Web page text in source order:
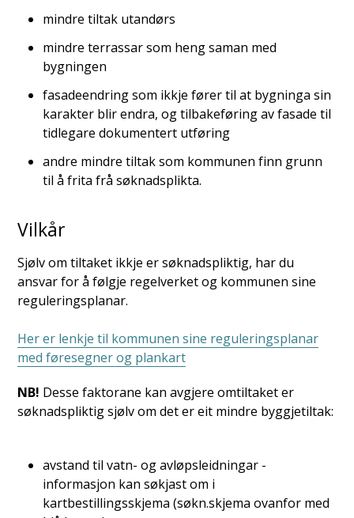
mindre tiltak utandørs
mindre terrassar som heng saman med
bygningen
fasadeendring som ikkje fører til at bygninga sin
karakter blir endra, og tilbakeføring av fasade til
tidlegare dokumentert utføring
andre mindre tiltak som kommunen finn grunn
til å frita frå søknadsplikta.
Vilkår
Sjølv om tiltaket ikkje er søknadspliktig, har du
ansvar for å følgje regelverket og kommunen sine
reguleringsplanar.
Her er lenkje til kommunen sine reguleringsplanar
med føresegner og plankart
NB! Desse faktorane kan avgjere omtiltaket er
søknadspliktig sjølv om det er eit mindre byggjetiltak:
avstand til vatn- og avløpsleidningar -
informasjon kan søkjast om i
kartbestillingsskjema (søkn.skjema ovanfor med